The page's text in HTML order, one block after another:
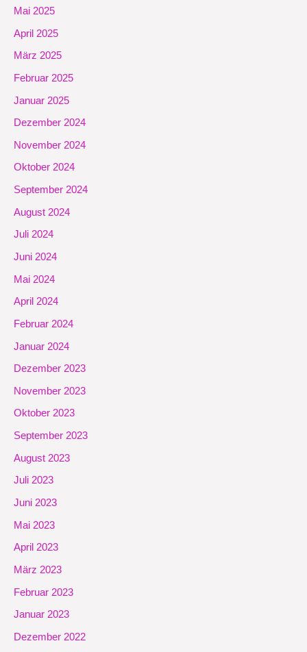
Mai 2025
April 2025
März 2025
Februar 2025
Januar 2025
Dezember 2024
November 2024
Oktober 2024
September 2024
August 2024
Juli 2024
Juni 2024
Mai 2024
April 2024
Februar 2024
Januar 2024
Dezember 2023
November 2023
Oktober 2023
September 2023
August 2023
Juli 2023
Juni 2023
Mai 2023
April 2023
März 2023
Februar 2023
Januar 2023
Dezember 2022